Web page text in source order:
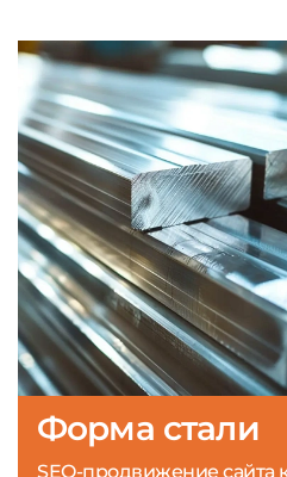
Форма стали
SEO-продвижение сайта